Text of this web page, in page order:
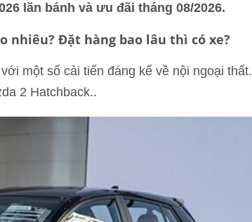
lăn bánh và ưu đãi tháng 08/2026.
nhiêu? Đặt hàng bao lâu thì có xe?
một số cải tiến đáng kể về nội ngoại thất.
2 Hatchback..